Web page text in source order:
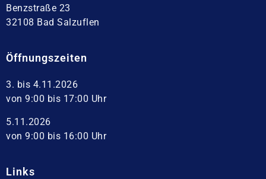
Benzstraße 23
32108 Bad Salzuflen
Öffnungszeiten
3. bis 4.11.2026
von 9:00 bis 17:00 Uhr
5.11.2026
von 9:00 bis 16:00 Uhr
Links